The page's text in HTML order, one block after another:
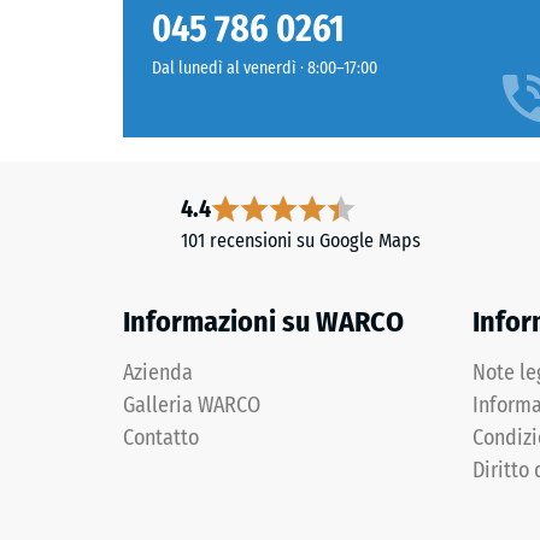
sabbia
marrone
luminosa
naturale.
Materiale
–
alla
-
Valore
scala
045 786 0261
Dal lunedì al venerdì · 8:00–17:00
4.4
101 recensioni su Google Maps
Informazioni su WARCO
Azienda
Galleria WARCO
Contatto
Note
Diritto